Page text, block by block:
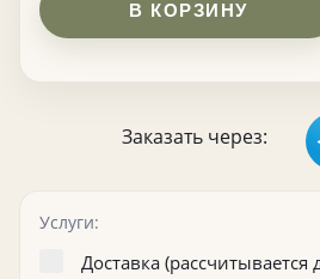
В КОРЗИНУ
Заказать через:
Услуги:
Доставка